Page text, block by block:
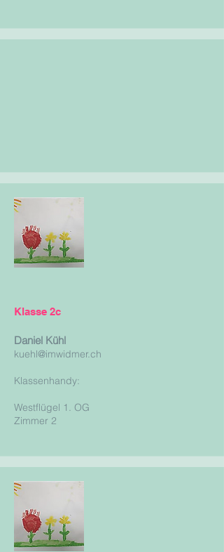
Klasse 2c
Daniel Kühl
kuehl@imwidmer.ch
Klassenhandy:
Westflügel 1. OG
Zimmer 2